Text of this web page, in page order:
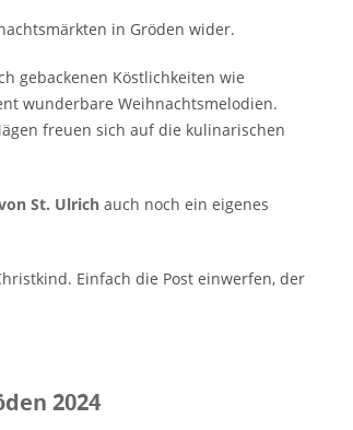
in Gröden wider.
gebackenen Köstlichkeiten wie
wunderbare Weihnachtsmelodien.
freuen sich auf die kulinarischen
St. Ulrich auch noch ein eigenes
Einfach die Post einwerfen, der
2024